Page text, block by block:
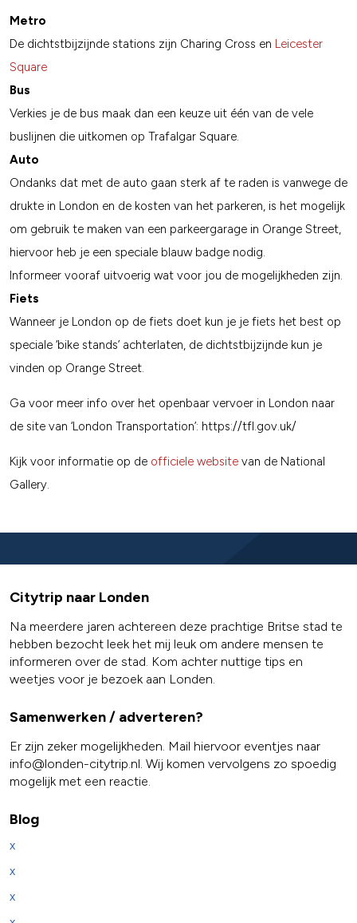
Metro
De dichtstbijzijnde stations zijn Charing Cross en Leicester
Square
Bus
Verkies je de bus maak dan een keuze uit één van de vele
buslijnen die uitkomen op Trafalgar Square.
Auto
Ondanks dat met de auto gaan sterk af te raden is vanwege de
drukte in London en de kosten van het parkeren, is het mogelijk
om gebruik te maken van een parkeergarage in Orange Street,
hiervoor heb je een speciale blauw badge nodig.
Informeer vooraf uitvoerig wat voor jou de mogelijkheden zijn.
Fiets
Wanneer je London op de fiets doet kun je je fiets het best op
speciale ‘bike stands’ achterlaten, de dichtstbijzijnde kun je
vinden op Orange Street.
Ga voor meer info over het openbaar vervoer in London naar
de site van ‘London Transportation’: https://tfl.gov.uk/
Kijk voor informatie op de officiele website van de National
Gallery.
Citytrip naar Londen
Na meerdere jaren achtereen deze prachtige Britse stad te
hebben bezocht leek het mij leuk om andere mensen te
informeren over de stad. Kom achter nuttige tips en
weetjes voor je bezoek aan Londen.
Samenwerken / adverteren?
Er zijn zeker mogelijkheden. Mail hiervoor eventjes naar
info@londen-citytrip.nl. Wij komen vervolgens zo spoedig
mogelijk met een reactie.
Blog
x
x
x